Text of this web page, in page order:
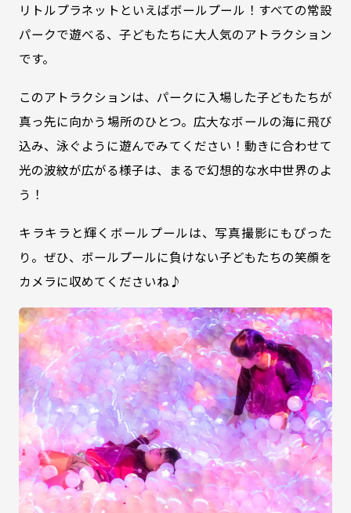
リトルプラネットといえばボールプール！すべての常設
パークで遊べる、子どもたちに大人気のアトラクション
です。
このアトラクションは、パークに入場した子どもたちが
真っ先に向かう場所のひとつ。広大なボールの海に飛び
込み、泳ぐように遊んでみてください！動きに合わせて
光の波紋が広がる様子は、まるで幻想的な水中世界のよ
う！
キラキラと輝くボールプールは、写真撮影にもぴった
り。ぜひ、ボールプールに負けない子どもたちの笑顔を
カメラに収めてくださいね♪